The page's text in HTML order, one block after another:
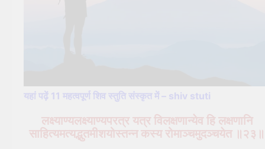
यहां पढ़ें 11 महत्वपूर्ण शिव स्तुति संस्कृत में – shiv stuti
लक्ष्याण्यलक्ष्याण्यपरत्र यत्र विलक्षणान्येव हि लक्षणानि
साहित्यमत्यद्भुतमीशयोस्तन्न कस्य रोमाञ्चमुदञ्चयेत ॥२३॥